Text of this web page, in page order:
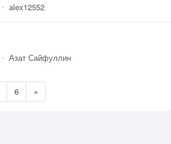
• alex12552
• Азат Сайфуллин
6 »